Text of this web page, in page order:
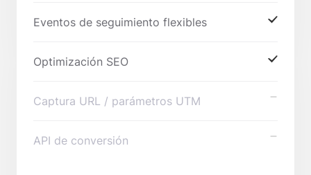
Eventos de seguimiento flexibles
Optimización SEO
Captura URL / parámetros UTM
API de conversión